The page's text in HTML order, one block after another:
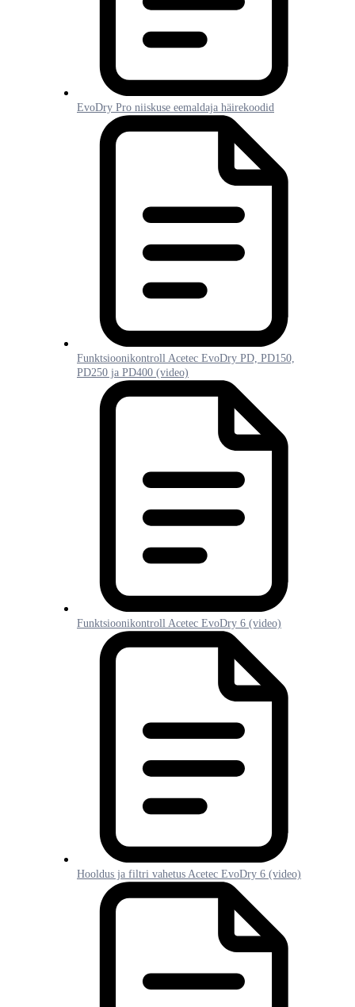
EvoDry Pro niiskuse eemaldaja häirekoodid
Funktsioonikontroll Acetec EvoDry PD, PD150,
PD250 ja PD400 (video)
Funktsioonikontroll Acetec EvoDry 6 (video)
Hooldus ja filtri vahetus Acetec EvoDry 6 (video)